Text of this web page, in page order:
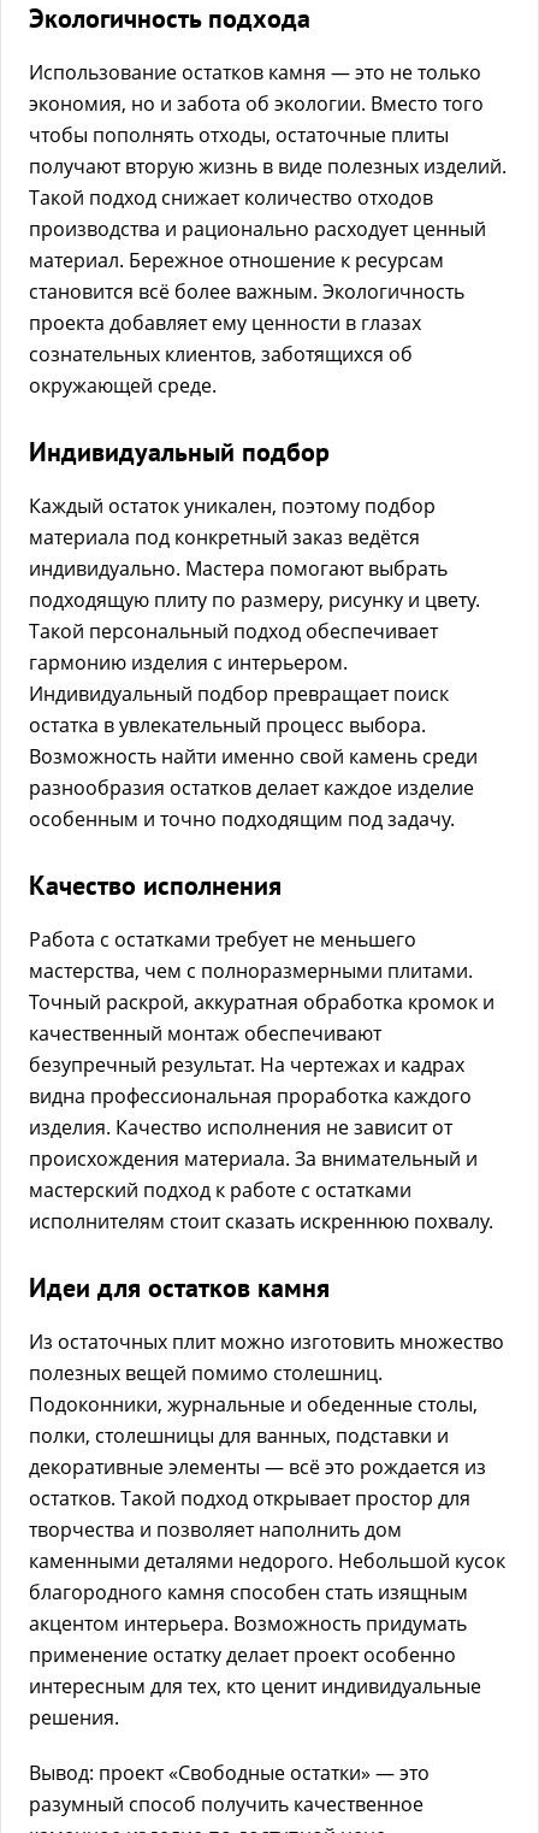
Экологичность подхода
Использование остатков камня — это не только
экономия, но и забота об экологии. Вместо того
чтобы пополнять отходы, остаточные плиты
получают вторую жизнь в виде полезных изделий.
Такой подход снижает количество отходов
производства и рационально расходует ценный
материал. Бережное отношение к ресурсам
становится всё более важным. Экологичность
проекта добавляет ему ценности в глазах
сознательных клиентов, заботящихся об
окружающей среде.
Индивидуальный подбор
Каждый остаток уникален, поэтому подбор
материала под конкретный заказ ведётся
индивидуально. Мастера помогают выбрать
подходящую плиту по размеру, рисунку и цвету.
Такой персональный подход обеспечивает
гармонию изделия с интерьером.
Индивидуальный подбор превращает поиск
остатка в увлекательный процесс выбора.
Возможность найти именно свой камень среди
разнообразия остатков делает каждое изделие
особенным и точно подходящим под задачу.
Качество исполнения
Работа с остатками требует не меньшего
мастерства, чем с полноразмерными плитами.
Точный раскрой, аккуратная обработка кромок и
качественный монтаж обеспечивают
безупречный результат. На чертежах и кадрах
видна профессиональная проработка каждого
изделия. Качество исполнения не зависит от
происхождения материала. За внимательный и
мастерский подход к работе с остатками
исполнителям стоит сказать искреннюю похвалу.
Идеи для остатков камня
Из остаточных плит можно изготовить множество
полезных вещей помимо столешниц.
Подоконники, журнальные и обеденные столы,
полки, столешницы для ванных, подставки и
декоративные элементы — всё это рождается из
остатков. Такой подход открывает простор для
творчества и позволяет наполнить дом
каменными деталями недорого. Небольшой кусок
благородного камня способен стать изящным
акцентом интерьера. Возможность придумать
применение остатку делает проект особенно
интересным для тех, кто ценит индивидуальные
решения.
Вывод: проект «Свободные остатки» — это
разумный способ получить качественное